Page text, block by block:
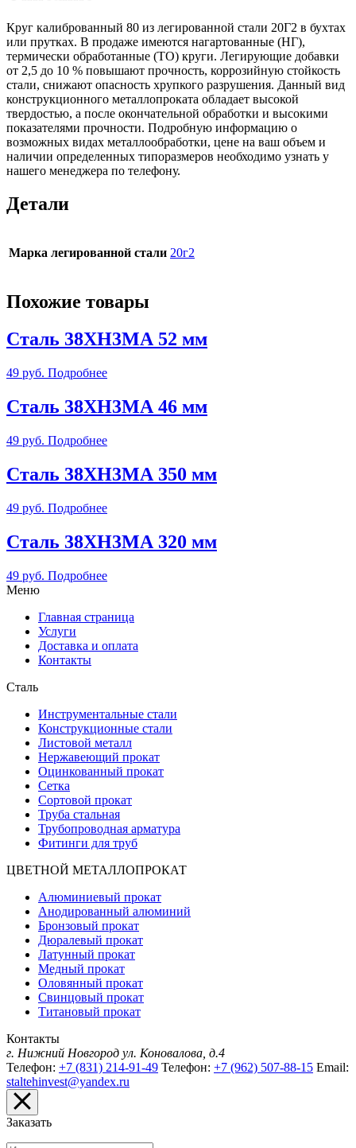
Круг калиброванный 80 из легированной стали 20Г2 в бухтах
или прутках. В продаже имеются нагартованные (НГ),
термически обработанные (ТО) круги. Легирующие добавки
от 2,5 до 10 % повышают прочность, коррозийную стойкость
стали, снижают опасность хрупкого разрушения. Данный вид
конструкционного металлопроката обладает высокой
твердостью, а после окончательной обработки и высокими
показателями прочности. Подробную информацию о
возможных видах металлообработки, цене на ваш объем и
наличии определенных типоразмеров необходимо узнать у
нашего менеджера по телефону.
Детали
Марка легированной стали 20г2
Похожие товары
Сталь 38ХН3МА 52 мм
49 руб. Подробнее
Сталь 38ХН3МА 46 мм
49 руб. Подробнее
Сталь 38ХН3МА 350 мм
49 руб. Подробнее
Сталь 38ХН3МА 320 мм
49 руб. Подробнее
Меню
Главная страница
Услуги
Доставка и оплата
Контакты
Сталь
Инструментальные стали
Конструкционные стали
Листовой металл
Нержавеющий прокат
Оцинкованный прокат
Сетка
Сортовой прокат
Труба стальная
Трубопроводная арматура
Фитинги для труб
ЦВЕТНОЙ МЕТАЛЛОПРОКАТ
Алюминиевый прокат
Анодированный алюминий
Бронзовый прокат
Дюралевый прокат
Латунный прокат
Медный прокат
Оловянный прокат
Свинцовый прокат
Титановый прокат
Контакты
г. Нижний Новгород ул. Коновалова, д.4
Телефон: +7 (831) 214-91-49 Телефон: +7 (962) 507-88-15 Email:
staltehinvest@yandex.ru
Заказать